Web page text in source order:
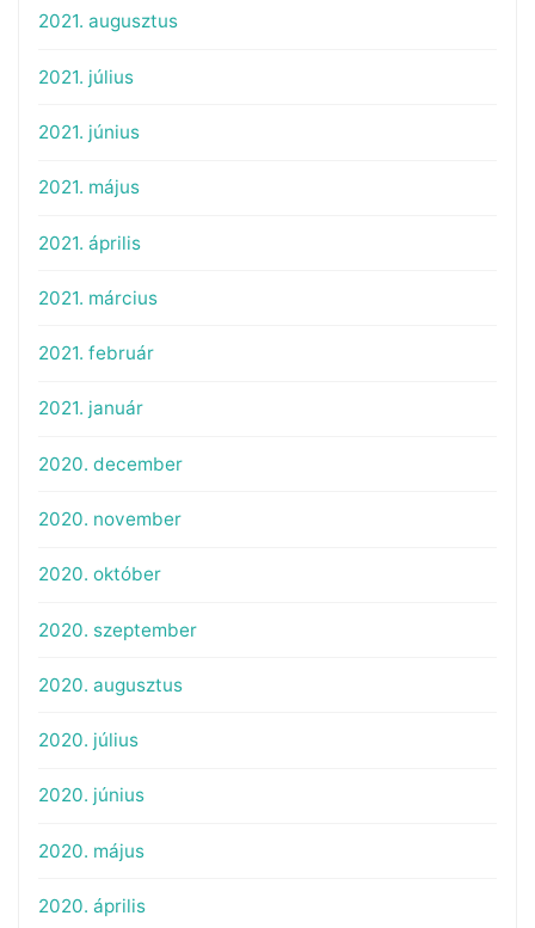
2021. augusztus
2021. július
2021. június
2021. május
2021. április
2021. március
2021. február
2021. január
2020. december
2020. november
2020. október
2020. szeptember
2020. augusztus
2020. július
2020. június
2020. május
2020. április